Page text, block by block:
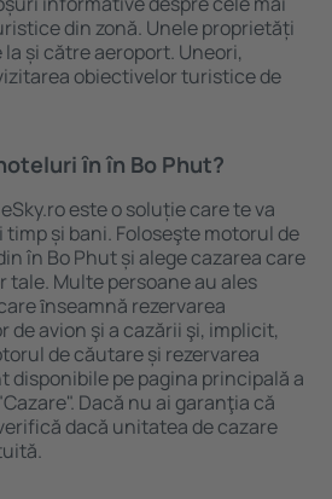
din zonă. Unele proprietăți
și către aeroport. Uneori,
obiectivelor turistice de
ȋn în Bo Phut?
este o soluție care te va
și bani. Foloseşte motorul de
în Bo Phut și alege cazarea care
Multe persoane au ales
ȋnseamnă rezervarea
avion şi a cazării şi, implicit,
de căutare și rezervarea
pe pagina principală a
Dacă nu ai garanţia că
dacă unitatea de cazare